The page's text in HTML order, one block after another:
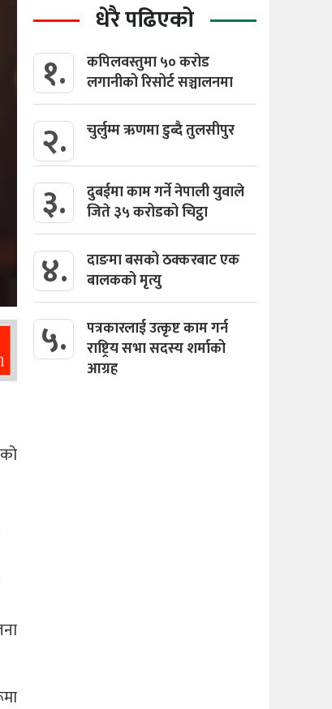
धेरै पढिएको
१.
कपिलवस्तुमा ५० करोड
लगानीको रिसोर्ट सञ्चालनमा
२. चुर्लुम्म ऋणमा डुब्दै तुलसीपुर
३.
दुबईमा काम गर्ने नेपाली युवाले
जिते ३५ करोडको चिट्ठा
४.
दाङमा बसको ठक्करबाट एक
बालकको मृत्यु
५.
पत्रकारलाई उत्कृष्ट काम गर्न
राष्ट्रिय सभा सदस्य शर्माको
आग्रह